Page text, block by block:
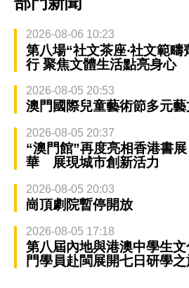
2026-08-06 10:23
第八場“社文茶座‧社文範
行 聚焦文體生活點亮身心
2026-08-05 20:53
澳門國際兒童藝術節多元
2026-08-05 20:37
“澳門館”再度亮相香港書
華 展現城市創新活力
2026-08-05 20:03
崗頂劇院暫停開放
2026-08-05 17:18
第八屆內地與港澳中學生
門學員赴閩展開七日研學之